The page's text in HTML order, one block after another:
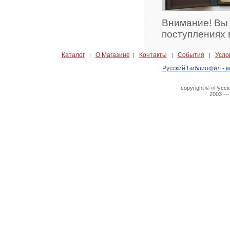
Внимание! Вы
Каталог| О Магазине | Контакты | События |
Русский Библиофил -
copyright ©
2003 —